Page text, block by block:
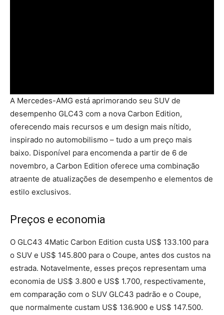
A Mercedes-AMG está aprimorando seu SUV de
desempenho GLC43 com a nova Carbon Edition,
oferecendo mais recursos e um design mais nítido,
inspirado no automobilismo – tudo a um preço mais
baixo. Disponível para encomenda a partir de 6 de
novembro, a Carbon Edition oferece uma combinação
atraente de atualizações de desempenho e elementos de
estilo exclusivos.
Preços e economia
O GLC43 4Matic Carbon Edition custa US$ 133.100 para
o SUV e US$ 145.800 para o Coupe, antes dos custos na
estrada. Notavelmente, esses preços representam uma
economia de US$ 3.800 e US$ 1.700, respectivamente,
em comparação com o SUV GLC43 padrão e o Coupe,
que normalmente custam US$ 136.900 e US$ 147.500.